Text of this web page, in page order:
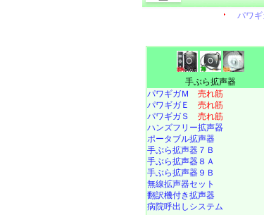
手ぶら拡声器
パワギガＭ 売れ筋
パワギガＥ 売れ筋
パワギガＳ 売れ筋
ハンズフリー拡声器
ポータブル拡声器
手ぶら拡声器７Ｂ
手ぶら拡声器８Ａ
手ぶら拡声器９Ｂ
無線拡声器セット
翻訳機付き拡声器
病院呼出しシステム